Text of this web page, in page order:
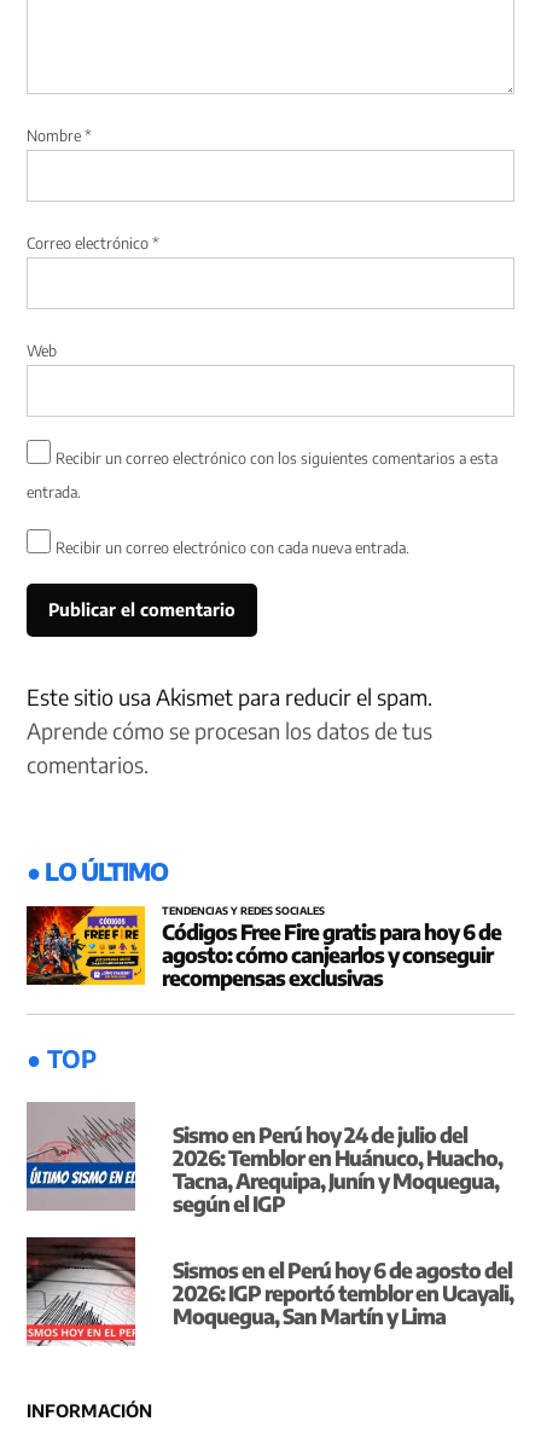
Nombre*
Correo electrónico*
Web
Recibir un correo electrónico con los siguientes comentarios a esta
entrada.
Recibir un correo electrónico con cada nueva entrada.
Este sitio usa Akismet para reducir el spam.
Aprende cómo se procesan los datos de tus
comentarios.
● LO ÚLTIMO
TENDENCIAS Y REDES SOCIALES
Códigos Free Fire gratis para hoy 6 de
agosto: cómo canjearlos y conseguir
recompensas exclusivas
● TOP
Sismo en Perú hoy 24 de julio del
2026: Temblor en Huánuco, Huacho,
Tacna, Arequipa, Junín y Moquegua,
según el IGP
Sismos en el Perú hoy 6 de agosto del
2026: IGP reportó temblor en Ucayali,
Moquegua, San Martín y Lima
INFORMACIÓN